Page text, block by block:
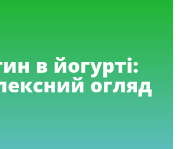
в йогурті:
огляд